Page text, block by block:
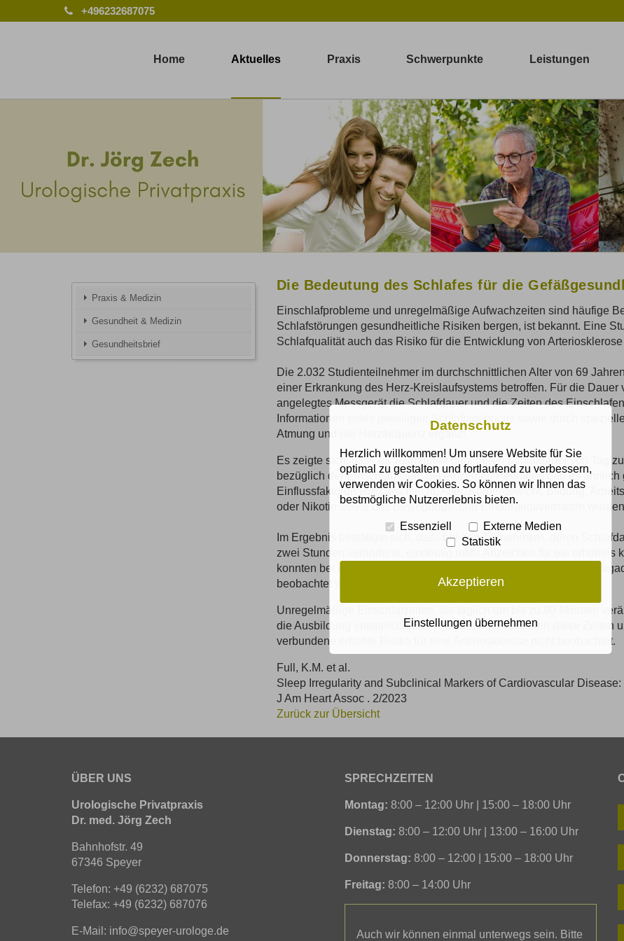
+496232687075
Home Aktuelles Praxis Schwerpunkte Leistungen
Praxis & Medizin
Gesundheit & Medizin
Gesundheitsbrief
Die Bedeutung des Schlafes für die
Einschlafprobleme und unregelmäßige Aufwachzeiten sind häufige
Schlafstörungen gesundheitliche Risiken bergen, ist bekannt. Eine
Schlafqualität auch das Risiko für die Entwicklung von
Die 2.032 Studienteilnehmer im durchschnittlichen Alter von 69
einer Erkrankung des Herz-Kreislaufsystems betroffen. Für die
angelegtes Messgerät die Schlafdauer und die Zeiten des
Informationen eines jeweiligen Schlaftagebuchs sowie durch
Atmung und der Herzfrequenz ergänzt.
Es zeigte sich, dass es Teilnehmer gab, deren Schlafdauer von Tag
bezüglich der Einschlafzeiten bei einzelnen Personen gab es
Einflussfaktoren wie Geschlecht, Alter, Körpergewicht, Bildung,
oder Nikotin sowie das Bewegungs- und Ernährungsverhalten
Im Ergebnis bestätigte sich, dass bei den Teilnehmern, deren
zwei Stunden veränderte, eindeutig mehr Anzeichen für ein erhöhtes
konnten bei ihnen mehr gefährliche Ablagerungen in der
beobachtet werden.
Unregelmäßige Einschlafzeiten, die täglich um bis zu 90 Minuten
die Ausbildung entsprechender Plaques aus. Variierten diese Zeiten
verbundene erhöhte Risiko für eine Arteriosklerose nicht beobachtet.
Full, K.M. et al.
Sleep Irregularity and Subclinical Markers of Cardiovascular
J Am Heart Assoc . 2/2023
Zurück zur Übersicht
ÜBER UNS
Urologische Privatpraxis
Dr. med. Jörg Zech
Bahnhofstr. 49
67346 Speyer
Telefon: +49 (6232) 687075
Telefax: +49 (6232) 687076
E-Mail: info@speyer-urologe.de
SPRECHZEITEN
Montag: 8:00 – 12:00 Uhr | 15:00 – 18:00 Uhr
Dienstag: 8:00 – 12:00 Uhr | 13:00 – 16:00 Uhr
Donnerstag: 8:00 – 12:00 | 15:00 – 18:00 Uhr
Freitag: 8:00 – 14:00 Uhr
Auch wir können einmal unterwegs sein. Bitte
Datenschutz
Herzlich willkommen! Um unsere Website für Sie
optimal zu gestalten und fortlaufend zu verbessern,
verwenden wir Cookies. So können wir Ihnen das
bestmögliche Nutzererlebnis bieten.
Essenziell
Externe Medien
Statistik
Akzeptieren
Einstellungen übernehmen